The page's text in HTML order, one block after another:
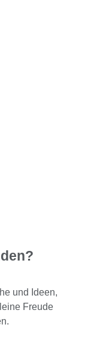
und Ideen,
Freude